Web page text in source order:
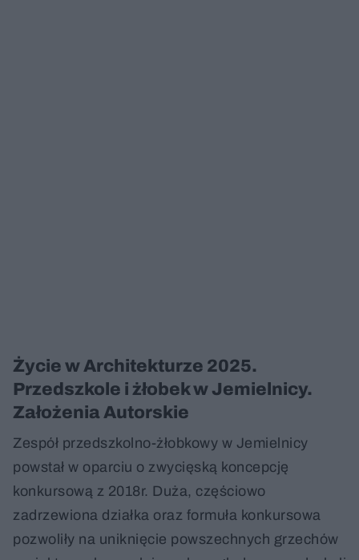
Życie w Architekturze 2025.
Przedszkole i żłobek w Jemielnicy.
Założenia Autorskie
Zespół przedszkolno-żłobkowy w Jemielnicy
powstał w oparciu o zwycięską koncepcję
konkursową z 2018r. Duża, częściowo
zadrzewiona działka oraz formuła konkursowa
pozwoliły na uniknięcie powszechnych grzechów